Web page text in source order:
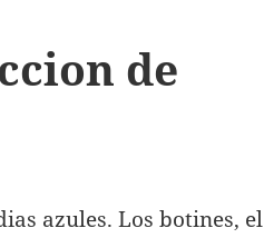
de
azules. Los botines, el